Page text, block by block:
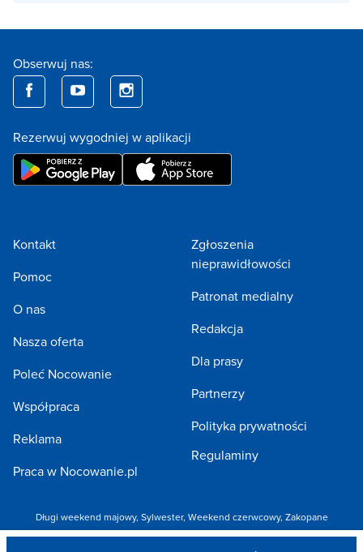
Obserwuj nas:
Rezerwuj wygodniej w aplikacji
Kontakt
Pomoc
O nas
Nasza oferta
Poleć Nocowanie
Współpraca
Reklama
Praca w Nocowanie.pl
Zgłoszenia
nieprawidłowości
Patronat medialny
Redakcja
Dla prasy
Partnerzy
Polityka prywatności
Regulaminy
Długi weekend majowy, Sylwester, Weekend czerwcowy, Zakopane